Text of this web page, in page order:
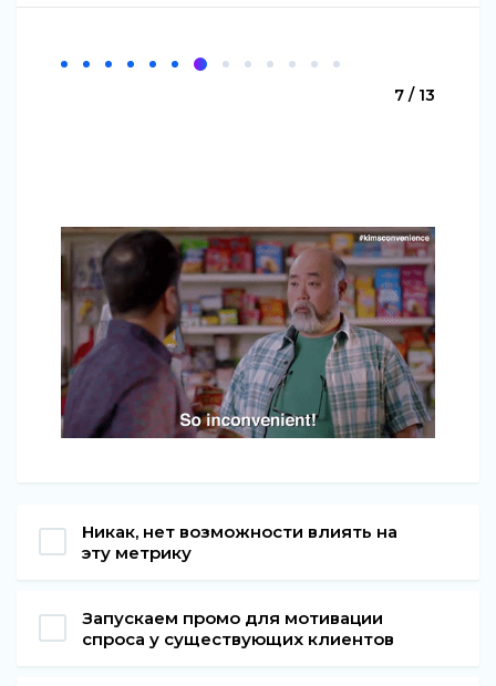
7 / 13
Никак, нет возможности влиять на
эту метрику
Запускаем промо для мотивации
спроса у существующих клиентов